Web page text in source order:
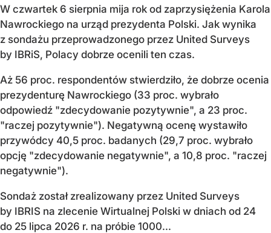
W czwartek 6 sierpnia mija rok od zaprzysiężenia Karola
Nawrockiego na urząd prezydenta Polski. Jak wynika
z sondażu przeprowadzonego przez United Surveys
by IBRiS, Polacy dobrze ocenili ten czas.
Aż 56 proc. respondentów stwierdziło, że dobrze ocenia
prezydenturę Nawrockiego (33 proc. wybrało
odpowiedź "zdecydowanie pozytywnie", a 23 proc.
"raczej pozytywnie"). Negatywną ocenę wystawiło
przywódcy 40,5 proc. badanych (29,7 proc. wybrało
opcję "zdecydowanie negatywnie", a 10,8 proc. "raczej
negatywnie").
Sondaż został zrealizowany przez United Surveys
by IBRIS na zlecenie Wirtualnej Polski w dniach od 24
do 25 lipca 2026 r. na próbie 1000...